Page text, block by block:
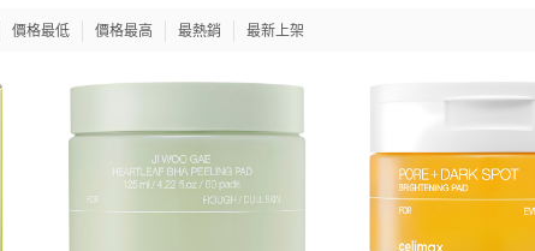
價格最低 價格最高 最熱銷 最新上架